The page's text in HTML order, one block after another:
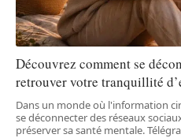
Découvrez comment se
retrouver votre tranquillité
Dans un monde où l'information
se déconnecter des réseaux
préserver sa santé mentale.